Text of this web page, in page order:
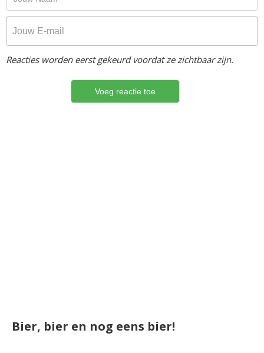
Reacties worden eerst gekeurd voordat ze zichtbaar zijn.
Bier, bier en nog eens bier!